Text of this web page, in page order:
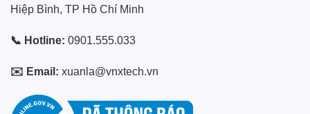
Hiệp Bình, TP Hồ Chí Minh
📞 Hotline: 0901.555.033
✉️ Email: xuanla@vnxtech.vn